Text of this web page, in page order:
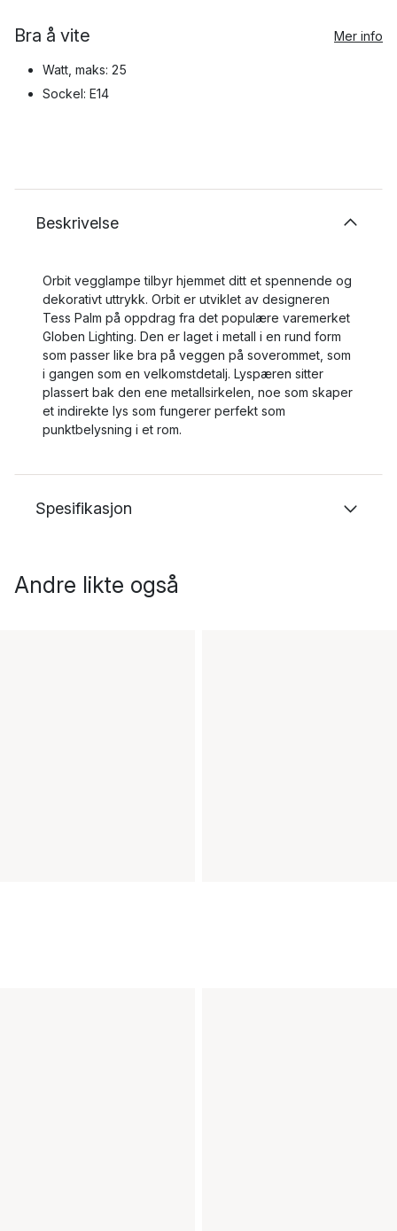
Bra å vite Mer info
Watt, maks: 25
Sockel: E14
Beskrivelse
Orbit vegglampe tilbyr hjemmet ditt et spennende og
dekorativt uttrykk. Orbit er utviklet av designeren
Tess Palm på oppdrag fra det populære varemerket
Globen Lighting. Den er laget i metall i en rund form
som passer like bra på veggen på soverommet, som
i gangen som en velkomstdetalj. Lyspæren sitter
plassert bak den ene metallsirkelen, noe som skaper
et indirekte lys som fungerer perfekt som
punktbelysning i et rom.
Spesifikasjon
Andre likte også